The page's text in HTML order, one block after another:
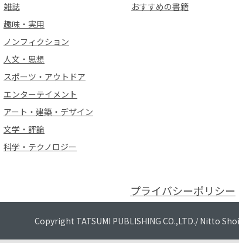
雑誌
趣味・実用
ノンフィクション
人文・思想
スポーツ・アウトドア
エンターテイメント
アート・建築・デザイン
文学・評論
科学・テクノロジー
おすすめの書籍
プライバシーポリシー
Copyright TATSUMI PUBLISHING CO.,LTD./ Nitto